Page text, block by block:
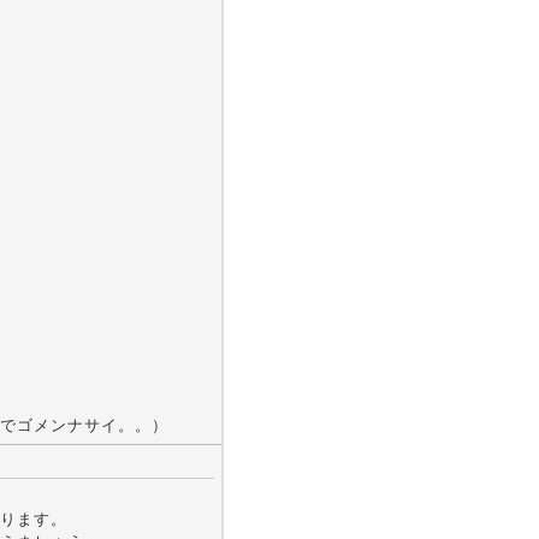
ゴメンナサイ。。）
ます。